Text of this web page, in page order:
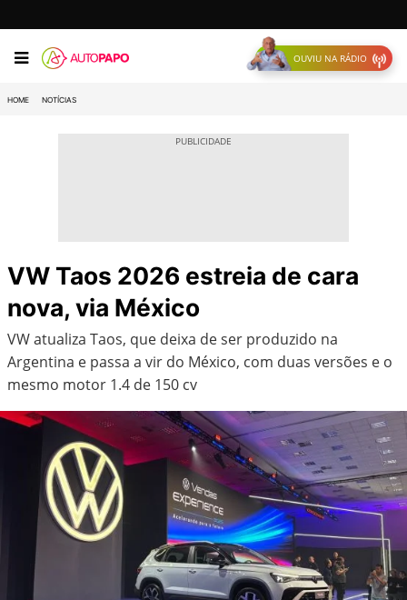
OUVIU NA RÁDIO
HOME NOTÍCIAS
VW Taos 2026 estreia de cara
nova, via México
VW atualiza Taos, que deixa de ser produzido na
Argentina e passa a vir do México, com duas versões e o
mesmo motor 1.4 de 150 cv